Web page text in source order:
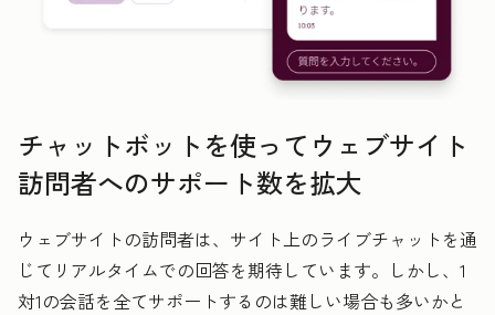
チャットボットを使ってウェブサイト
訪問者へのサポート数を拡大
ウェブサイトの訪問者は、サイト上のライブチャットを通
じてリアルタイムでの回答を期待しています。しかし、1
対1の会話を全てサポートするのは難しい場合も多いかと